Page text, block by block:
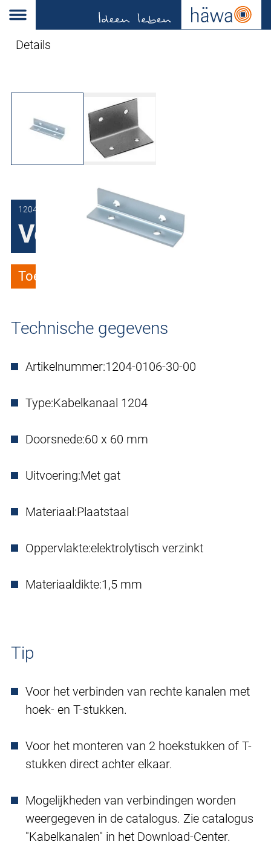
Details
1204-0106-30-00
Verbindingshoek
Toevoegen aan verlanglijstje
Technische gegevens
Artikelnummer:1204-0106-30-00
Type:Kabelkanaal 1204
Doorsnede:60 x 60 mm
Uitvoering:Met gat
Materiaal:Plaatstaal
Oppervlakte:elektrolytisch verzinkt
Materiaaldikte:1,5 mm
Tip
Voor het verbinden van rechte kanalen met
hoek- en T-stukken.
Voor het monteren van 2 hoekstukken of T-
stukken direct achter elkaar.
Mogelijkheden van verbindingen worden
weergegeven in de catalogus. Zie catalogus
"Kabelkanalen" in het Download-Center.